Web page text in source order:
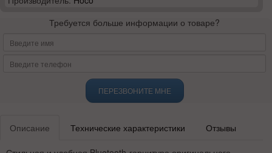
Требуется больше информации о товаре?
ПЕРЕЗВОНИТЕ МНЕ
Описание Технические характеристики Отзывы